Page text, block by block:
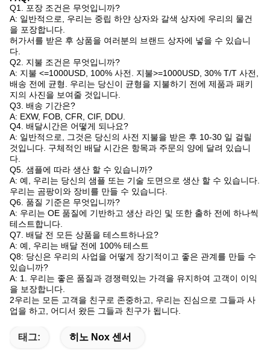
Q1. 포장 조건은 무엇입니까?
A: 일반적으로, 우리는 중립 하얀 상자와 갈색 상자에 우리의 물건
을 포장합니다.
허가서를 받은 후 상품을 여러분의 브랜드 상자에 넣을 수 있습니
다.
Q2. 지불 조건은 무엇입니까?
A: 지불 <=1000USD, 100% 사전. 지불>=1000USD, 30% T/T 사전,
배송 전에 균형. 우리는 당신이 균형을 지불하기 전에 제품과 패키
지의 사진을 보여줄 것입니다.
Q3. 배송 기간은?
A: EXW, FOB, CFR, CIF, DDU.
Q4. 배달시간은 어떻게 되나요?
A: 일반적으로, 그것은 당신의 사전 지불을 받은 후 10-30 일 걸릴
것입니다. 구체적인 배달 시간은 항목과 주문의 양에 달려 있습니
다.
Q5. 샘플에 따라 생산 할 수 있습니까?
A: 예, 우리는 당신의 샘플 또는 기술 도면으로 생산 할 수 있습니다.
우리는 곰팡이와 장비를 만들 수 있습니다.
Q6. 품질 기준은 무엇입니까?
A: 우리는 OE 품질에 기반하고 생산 라인 및 또한 출하 전에 하나씩
테스트합니다.
Q7. 배달 전 모든 상품을 테스트하나요?
A: 예, 우리는 배달 전에 100% 테스트
Q8: 당신은 우리의 사업을 어떻게 장기적이고 좋은 관계를 만들 수
있습니까?
A: 1. 우리는 좋은 품질과 경쟁력있는 가격을 유지하여 고객이 이익
을 보장합니다.
2우리는 모든 고객을 친구로 존중하고, 우리는 진심으로 그들과 사
업을 하고, 어디서 왔든 그들과 친구가 됩니다.
태그: 히노 Nox 센서